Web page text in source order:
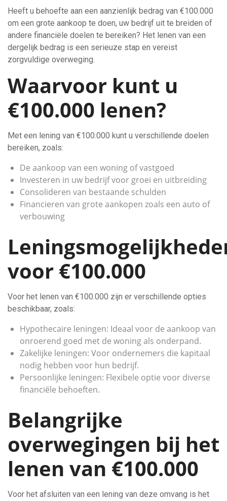
Heeft u behoefte aan een aanzienlijk bedrag van €100.000
om een grote aankoop te doen, uw bedrijf uit te breiden of
andere financiële doelen te bereiken? Het lenen van een
dergelijk bedrag is een serieuze stap en vereist
zorgvuldige overweging.
Waarvoor kunt u
€100.000 lenen?
Met een lening van €100.000 kunt u verschillende doelen
bereiken, zoals:
De aankoop van een woning of vastgoed
Investeren in uw bedrijf voor groei en uitbreiding
Consolideren van bestaande schulden
Financieren van grote aankopen zoals een auto of
verbouwing
voor €100.000
Voor het lenen van €100.000 zijn er verschillende opties
beschikbaar, zoals:
Hypothecaire leningen: Ideaal voor de aankoop van
onroerend goed met de woning als onderpand.
Zakelijke leningen: Voor ondernemers die kapitaal
nodig hebben voor hun bedrijf.
Persoonlijke leningen: Flexibele optie voor diverse
financiële behoeften.
Belangrijke
overwegingen bij het
lenen van €100.000
Voor het afsluiten van een lening van deze omvang is het